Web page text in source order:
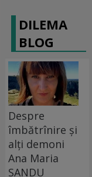
DILEMA
BLOG
Despre
îmbătrînire și
alți demoni
Ana Maria
SANDU